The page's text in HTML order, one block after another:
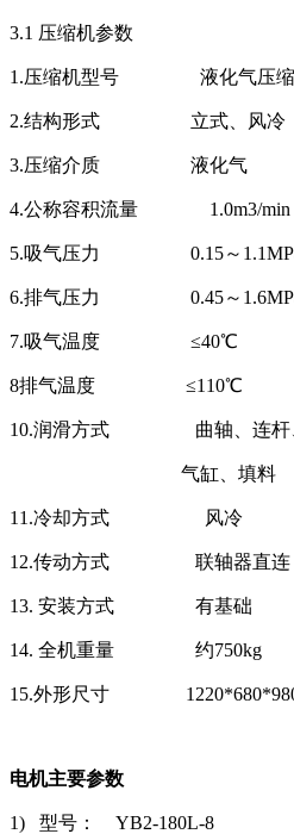
3.1 压缩机参数
1.压缩机型号 液化气压缩
2.结构形式 立式、风冷
3.压缩介质 液化气
4.公称容积流量 1.0m3/min
5.吸气压力 0.15～
6.排气压力 0.45～
7.吸气温度 ≤40℃
8排气温度 ≤110℃
10.润滑方式 曲轴、连杆、
气缸、填料 ：
11.冷却方式 风冷
12.传动方式 联轴器直连
13. 安装方式 有基础
14. 全机重量 约750kg
15.外形尺寸
电机主要参数
1) 型号： YB2-180L-8